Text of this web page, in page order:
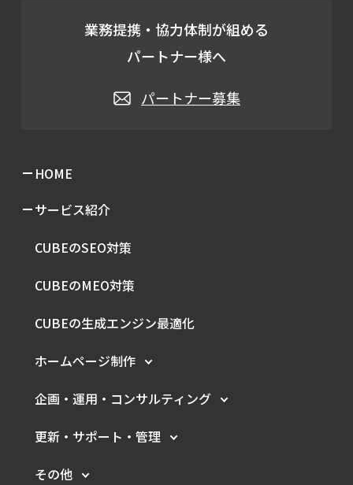
業務提携・協力体制が組める
パートナー様へ
パートナー募集
HOME
サービス紹介
CUBEのSEO対策
CUBEのMEO対策
CUBEの生成エンジン最適化
ホームページ制作
企画・運用・ コンサルティング
更新・サポート・管理
その他